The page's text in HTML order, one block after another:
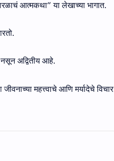
आत्मकथा” या लेखाच्या भागात.
अद्वितीय आहे.
महत्त्वाचे आणि मर्यादेचे विचार